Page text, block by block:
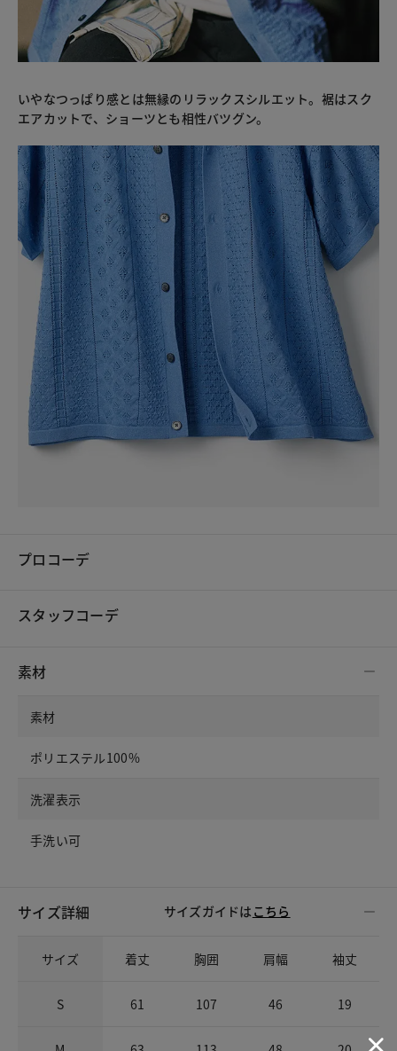
いやなつっぱり感とは無縁のリラックスシルエット。裾はスク
エアカットで、ショーツとも相性バツグン。
プロコーデ
スタッフコーデ
素材
素材
ポリエステル100%
洗濯表示
手洗い可
サイズ詳細 サイズガイドは こちら
サイズ 着丈 胸囲 肩幅 袖丈
S 61 107 46 19